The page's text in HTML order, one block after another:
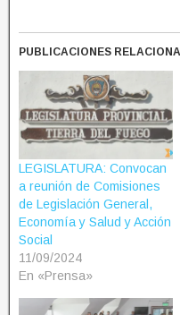
PUBLICACIONES
LEGISLATURA: Convocan
a reunión de Comisiones
de Legislación General,
Economía y Salud y Acción
Social
11/09/2024
En «Prensa»